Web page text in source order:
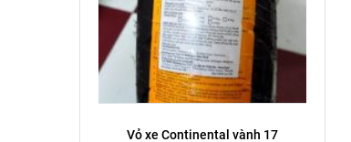
Vỏ xe Continental vành 17